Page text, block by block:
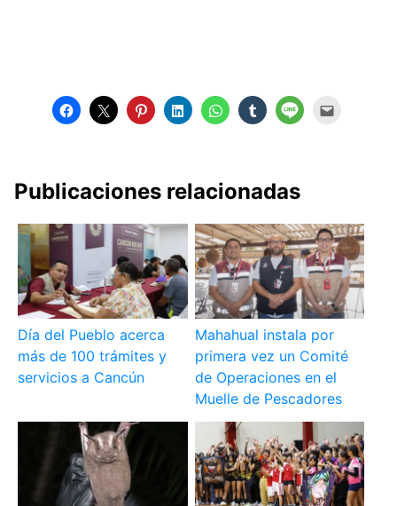
Publicaciones relacionadas
Día del Pueblo acerca
más de 100 trámites y
servicios a Cancún
Mahahual instala por
primera vez un Comité
de Operaciones en el
Muelle de Pescadores